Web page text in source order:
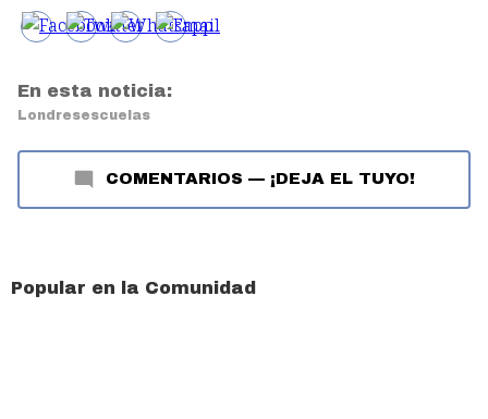
En esta noticia:
Londresescuelas
COMENTARIOS — ¡DEJA EL TUYO!
Popular en la Comunidad